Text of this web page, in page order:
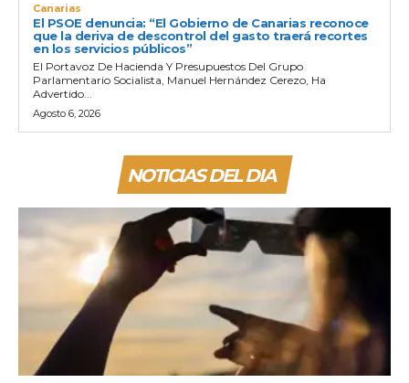
Canarias
El PSOE denuncia: “El Gobierno de Canarias reconoce
que la deriva de descontrol del gasto traerá recortes
en los servicios públicos”
El Portavoz De Hacienda Y Presupuestos Del Grupo
Parlamentario Socialista, Manuel Hernández Cerezo, Ha
Advertido...
Agosto 6, 2026
NOTICIAS DEL DIA